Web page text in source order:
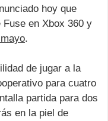
hoy que
en Xbox 360 y
.
de jugar a la
para cuatro
partida para dos
en la piel de